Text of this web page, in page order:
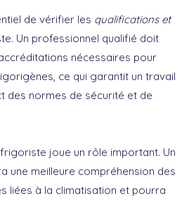
de vérifier les qualifications et
Un professionnel qualifié doit
nécessaires pour
ce qui garantit un travail
des normes de sécurité et de
joue un rôle important. Un
une meilleure compréhension des
liées à la climatisation et pourra